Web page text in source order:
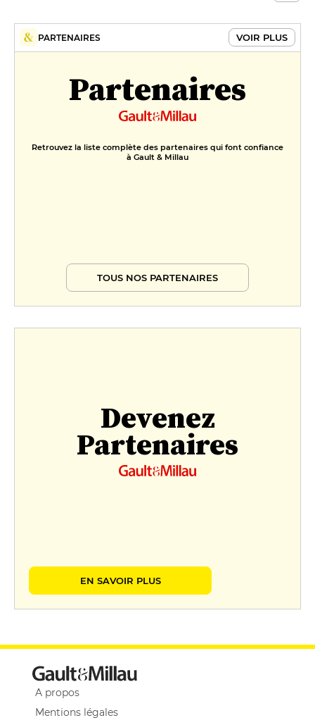
PARTENAIRES VOIR PLUS
Partenaires
Retrouvez la liste complète des partenaires qui font confiance
à Gault & Millau
TOUS NOS PARTENAIRES
Devenez
Partenaires
EN SAVOIR PLUS
A propos
Mentions légales